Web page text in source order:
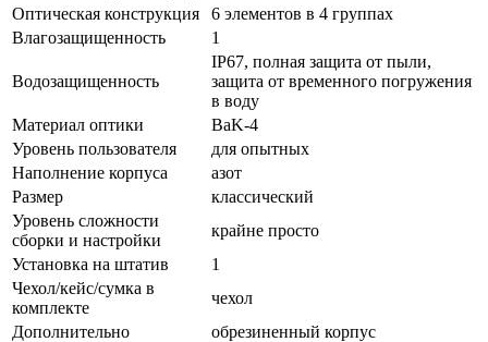
Оптическая конструкция
6 элементов в 4 группах
Влагозащищенность
1
Водозащищенность
IP67, полная защита от пыли,
защита от временного погружения
в воду
Материал оптики
BaK-4
Уровень пользователя
для опытных
Наполнение корпуса
азот
Размер
классический
Уровень сложности
сборки и настройки
крайне просто
Установка на штатив
1
Чехол/кейс/сумка в
комплекте
чехол
Дополнительно
обрезиненный корпус